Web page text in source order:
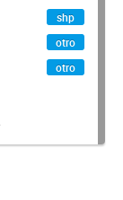
shp
otro
otro